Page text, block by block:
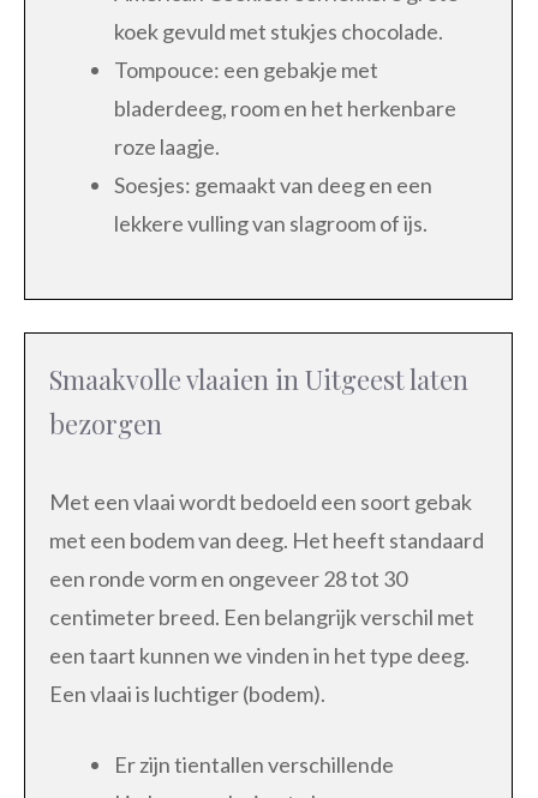
koek gevuld met stukjes chocolade.
Tompouce: een gebakje met
bladerdeeg, room en het herkenbare
roze laagje.
Soesjes: gemaakt van deeg en een
lekkere vulling van slagroom of ijs.
Smaakvolle vlaaien in Uitgeest laten
bezorgen
Met een vlaai wordt bedoeld een soort gebak
met een bodem van deeg. Het heeft standaard
een ronde vorm en ongeveer 28 tot 30
centimeter breed. Een belangrijk verschil met
een taart kunnen we vinden in het type deeg.
Een vlaai is luchtiger (bodem).
Er zijn tientallen verschillende